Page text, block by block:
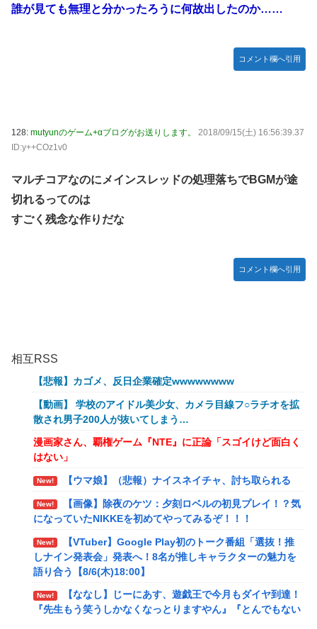
誰が見ても無理と分かったろうに何故出したのか……
コメント欄へ引用
128: mutyunのゲーム+αブログがお送りします。
2018/09/15(土) 16:56:39.37
ID:y++COz1v0
マルチコアなのにメインスレッドの処理落ちでBGMが途
切れるってのは
すごく残念な作りだな
コメント欄へ引用
相互RSS
【悲報】カゴメ、反日企業確定wwwwwwww
【動画】 学校のアイドル美少女、カメラ目線フ○ラチオを拡
散され男子200人が抜いてしまう…
漫画家さん、覇権ゲーム『NTE』に正論「スゴイけど面白く
はない」
New! 【ウマ娘】（悲報）ナイスネイチャ、討ち取られる
New!
【画像】除夜のケツ：夕刻ロベルの初見プレイ！？気
になっていたNIKKEを初めてやってみるぞ！！！
New!
【VTuber】Google Play初のトーク番組「選抜！推
しナイン発表会」発表へ！8名が推しキャラクターの魅力を
語り合う【8/6(木)18:00】
New!
【ななし】じーにあす、遊戯王で今月もダイヤ到達！
『先生もう笑うしかなくなっとりますやん』『とんでもない